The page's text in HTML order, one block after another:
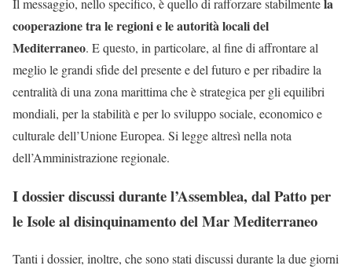
Il messaggio, nello specifico, è quello di rafforzare stabilmente
cooperazione tra le regioni e le autorità locali del
Mediterraneo. E questo, in particolare, al fine di affrontare al
meglio le grandi sfide del presente e del futuro e per ribadire la
centralità di una zona marittima che è strategica per gli equilibri
mondiali, per la stabilità e per lo sviluppo sociale, economico e
culturale dell’Unione Europea. Si legge altresì nella nota
dell’Amministrazione regionale.
I dossier discussi durante l’Assemblea, dal Patto per
le Isole al disinquinamento del Mar Mediterraneo
Tanti i dossier, inoltre, che sono stati discussi durante la due giorni